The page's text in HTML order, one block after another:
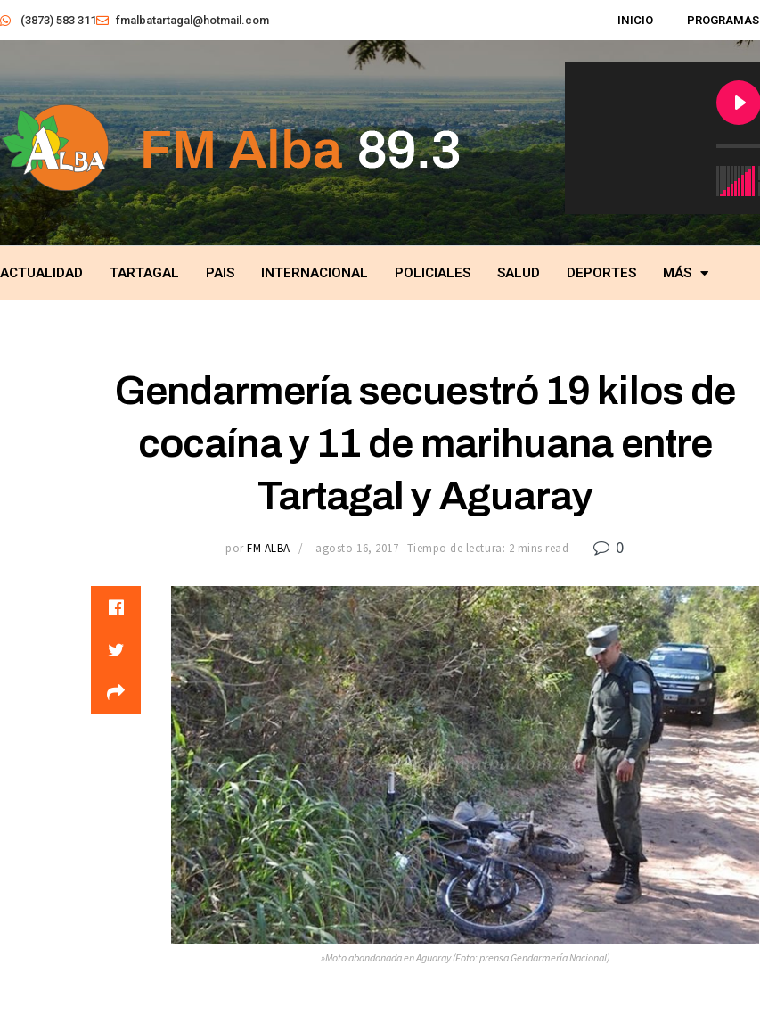
(3873) 583 311 fmalbatartagal@hotmail.com INICIO PROGRAMAS
ACTUALIDAD TARTAGAL PAIS INTERNACIONAL POLICIALES SALUD DEPORTES MÁS
Gendarmería secuestró 19 kilos de
cocaína y 11 de marihuana entre
Tartagal y Aguaray
por FM ALBA agosto 16, 2017 Tiempo de lectura: 2 mins read 0
»Moto abandonada en Aguaray (Foto: prensa Gendarmería Nacional)